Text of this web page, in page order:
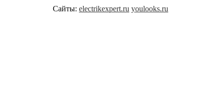
Сайты: electrikexpert.ru youlooks.ru